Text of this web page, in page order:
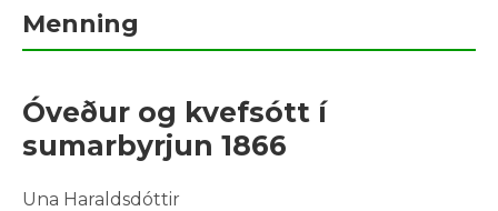
Menning
Óveður og kvefsótt í
sumarbyrjun 1866
Una Haraldsdóttir